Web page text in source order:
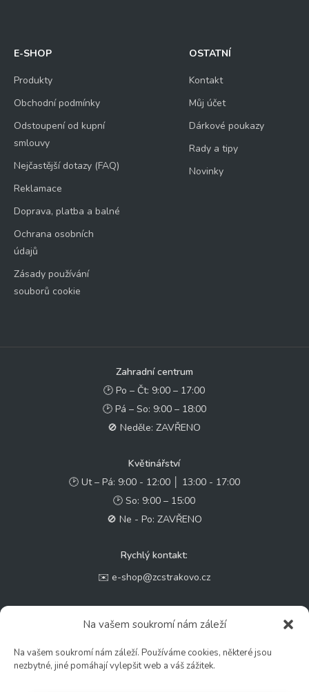
Na vašem soukromí nám záleží
Na vašem soukromí nám záleží. Používáme cookies, některé jsou
nezbytné, jiné pomáhají vylepšit web a váš zážitek.
E-SHOP
Produkty
Obchodní podmínky
Odstoupení od kupní
smlouvy
Nejčastější dotazy (FAQ)
Reklamace
Doprava, platba a balné
Ochrana osobních
údajů
Zásady používání
souborů cookie
OSTATNÍ
Kontakt
Můj účet
Dárkové poukazy
Rady a tipy
Novinky
Zahradní centrum
🕑 Po – Čt: 9:00 – 17:00
🕑 Pá – So: 9:00 – 18:00
🚫 Neděle: ZAVŘENO
Květinářství
🕑 Ut – Pá: 9:00 - 12:00 │ 13:00 - 17:00
🕑 So: 9:00 – 15:00
🚫 Ne - Po: ZAVŘENO
Rychlý kontakt:
✉️ e-shop@zcstrakovo.cz